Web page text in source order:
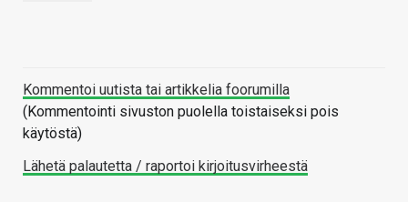
Kommentoi uutista tai artikkelia foorumilla
(Kommentointi sivuston puolella toistaiseksi pois
käytöstä)
Lähetä palautetta / raportoi kirjoitusvirheestä